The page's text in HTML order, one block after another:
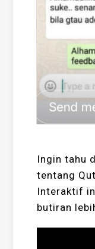
Ingin tahu
tentang
Interaktif
butiran